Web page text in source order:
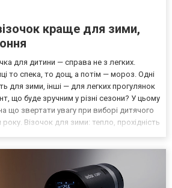
краще для зими,
для дитини — справа не з легких.
то спека, то дощ, а потім — мороз. Одні
для зими, інші — для легких прогулянок
що буде зручним у різні сезони? У цьому
що звертати увагу при виборі дитячого
Візочок для зими: тепло, прохідність